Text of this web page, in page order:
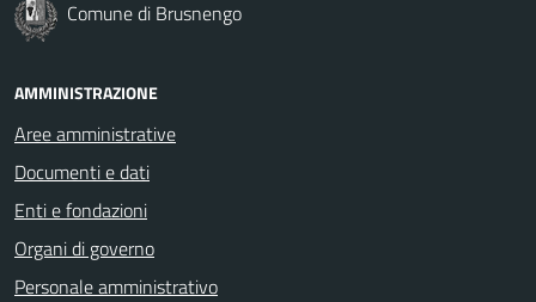
Comune di Brusnengo
AMMINISTRAZIONE
Aree amministrative
Documenti e dati
Enti e fondazioni
Organi di governo
Personale amministrativo